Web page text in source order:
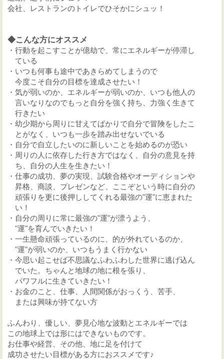
会社、レストランのトイレでひそかにシュッ！
◆こんな方にオススメ
・行動を起こすことが億劫で、常にエネルギーが停滞し
ている
・いつも何事も途中であきらめてしまうので
今度こそ自分の目標を達成させたい！
・気が弱いのか、エネルギーが弱いのか、いつも他人の
言いなりなのでもっと自分を強く持ち、力強く生きて
行きたい
・幼少期から周りに甘えてばかりで自分で冒険をしたこ
とがなく、いつも一歩を踏み出せないでいる
・自分で自立したいのに新しいことを始めるのが恐い
・周りの人に依存した行き方ではなく、自分の意見を持
ち、自分の人生を生きたい！
・仕事の成功、夢の実現、試験合格やオーディションや
昇格、商談、プレゼンなど、ここぞという時に自分の
頑張りを更に後押ししてくれる最強の"運"に恵まれた
い！
・自分の周りに常に最強の"運"が漂うよう、
"運"を育んでいきたい！
・一生懸命頑張っているのに、的が外れているのか、
"運"が弱いのか、いつもうまく行かない
・今思い起こせば不思議なふわふわした世界に逃げ込ん
でいた。ちゃんと地球の地に根を張り、
パワフルに生きていきたい！
・お金のこと、仕事、人間関係がおっくう、苦手、
または興味が持てない方
ふんわり、優しい、夢見心地な波動とエネルギーでは
この地球上では形にはできないものです。
お仕事や経営、その他、地に足を付けて
成功させたい目標がある方におススメです♪